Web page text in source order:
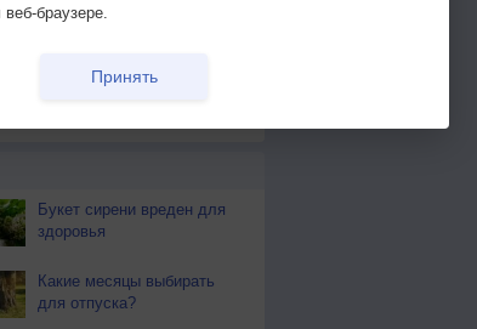
данных
поспел хлеб. Наступает пора
Букет сирени вреден для
здоровья
Какие месяцы выбирать
для отпуска?
браузере.
Принять